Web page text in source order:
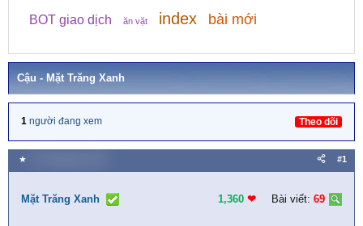
BOT giao dịch ăn vặt index bài mới
Cậu - Mặt Trăng Xanh
1 người đang xem Theo dõi
★ #1
Mặt Trăng Xanh 1,360 ❤︎ Bài viết: 69